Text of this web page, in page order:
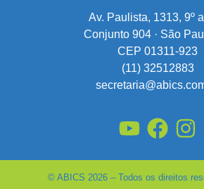
Av. Paulista, 1313, 9º
Conjunto 904 · São
CEP 01311-923
(11) 32512883
© ABICS 2026 – Todos os direitos